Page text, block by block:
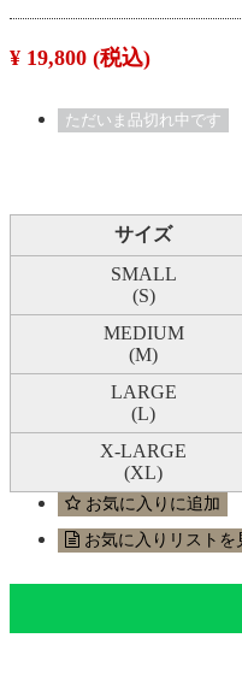
¥ 19,800 (税込)
ただいま品切れ中です
サイズ
SMALL
(S)
MEDIUM
(M)
LARGE
(L)
X-LARGE
(XL)
お気に入りに追加
お気に入りリストを